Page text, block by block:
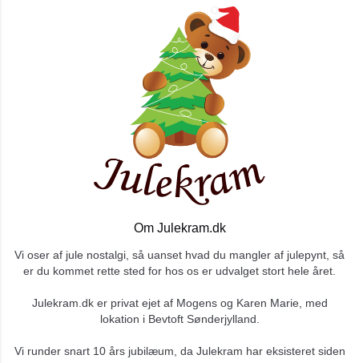
Om Julekram.dk
Vi oser af jule nostalgi, så uanset hvad du mangler af julepynt, så
er du kommet rette sted for hos os er udvalget stort hele året.
Julekram.dk er privat ejet af Mogens og Karen Marie, med
lokation i Bevtoft Sønderjylland.
Vi runder snart 10 års jubilæum, da Julekram har eksisteret siden